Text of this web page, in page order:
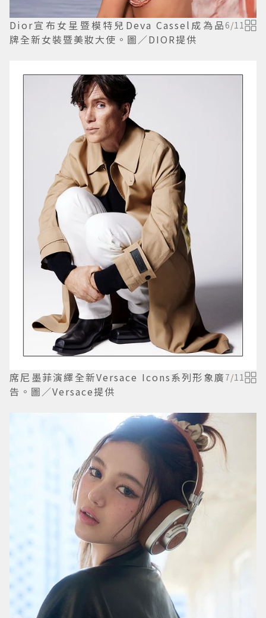
Dior宣布女星暨模特兒Deva Cassel成為品
牌全新女裝暨美妝大使。圖／DIOR提供
6/11
席尼墨菲演繹全新Versace Icons系列形象廣
告。圖／Versace提供
7/11